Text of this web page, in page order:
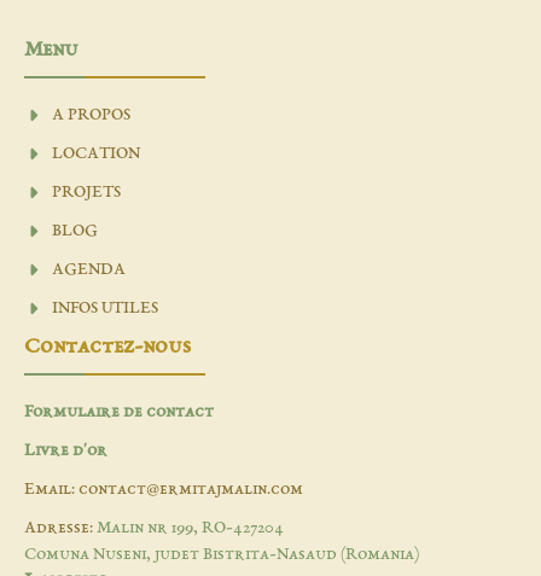
Menu
A PROPOS
LOCATION
PROJETS
BLOG
AGENDA
INFOS UTILES
Contactez-nous
Formulaire de contact
Livre d'or
Email: contact@ermitajmalin.com
Adresse: Malin nr 199, RO-427204
Comuna Nuseni, judet Bistrita-Nasaud (Romania)